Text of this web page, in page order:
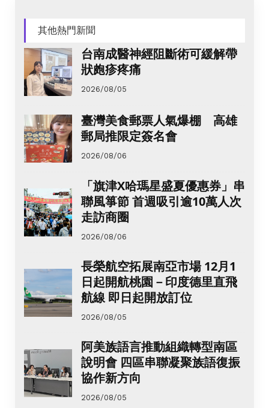
其他熱門新聞
台南成醫神經阻斷術可緩解帶
狀皰疹疼痛
2026/08/05
臺灣美食郵票人氣爆棚 高雄
郵局推限定簽名會
2026/08/06
「旗津X哈瑪星盛夏優惠券」串
聯風箏節 首週吸引逾10萬人次
走訪商圈
2026/08/06
長榮航空拓展南亞市場 12月1
日起開航桃園－印度德里直飛
航線 即日起開放訂位
2026/08/05
阿美族語言推動組織轉型南區
說明會 四區串聯凝聚族語復振
協作新方向
2026/08/05